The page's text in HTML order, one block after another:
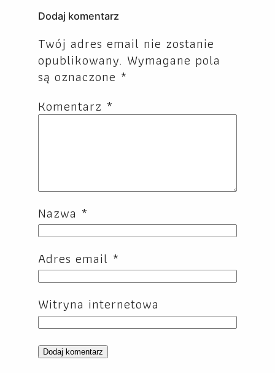
Dodaj komentarz
Twój adres email nie zostanie
opublikowany. Wymagane pola
są oznaczone *
Komentarz *
Nazwa *
Adres email *
Witryna internetowa